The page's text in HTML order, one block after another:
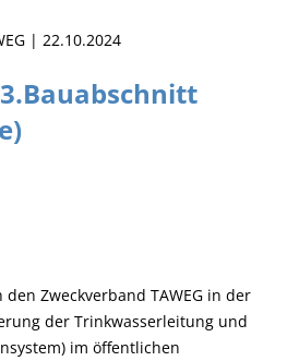
| 22.10.2024
Zweckverband TAWEG in der
der Trinkwasserleitung und
im öffentlichen